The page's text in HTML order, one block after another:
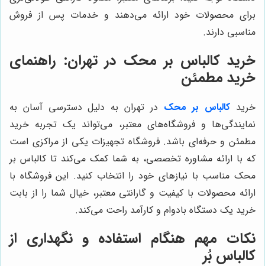
برای محصولات خود ارائه می‌دهند و خدمات پس از فروش
مناسبی دارند.
خرید کالباس بر محک در تهران: راهنمای
خرید مطمئن
خرید کالباس بر محک در تهران به دلیل دسترسی آسان به
نمایندگی‌ها و فروشگاه‌های معتبر، می‌تواند یک تجربه خرید
مطمئن و حرفه‌ای باشد. فروشگاه تجهیزات یکی از مراکزی است
که با ارائه مشاوره تخصصی، به شما کمک می‌کند تا کالباس بر
محک مناسب با نیازهای خود را انتخاب کنید. این فروشگاه با
ارائه محصولات با کیفیت و گارانتی معتبر، خیال شما را از بابت
خرید یک دستگاه بادوام و کارآمد راحت می‌کند.
نکات مهم هنگام استفاده و نگهداری از
کالباس بُر